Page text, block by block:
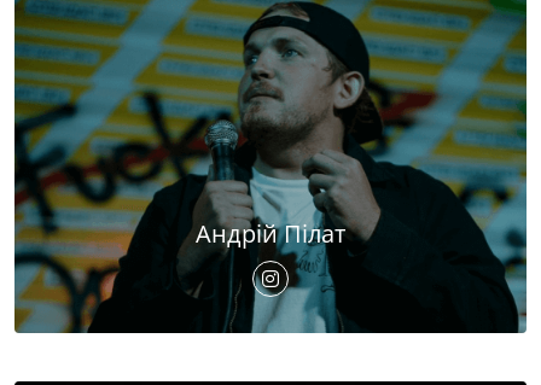
Андрій Пілат